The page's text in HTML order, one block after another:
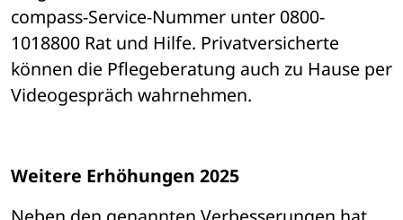
compass-Service-Nummer unter 0800-
1018800 Rat und Hilfe. Privatversicherte
können die Pflegeberatung auch zu Hause per
Videogespräch wahrnehmen.
Weitere Erhöhungen 2025